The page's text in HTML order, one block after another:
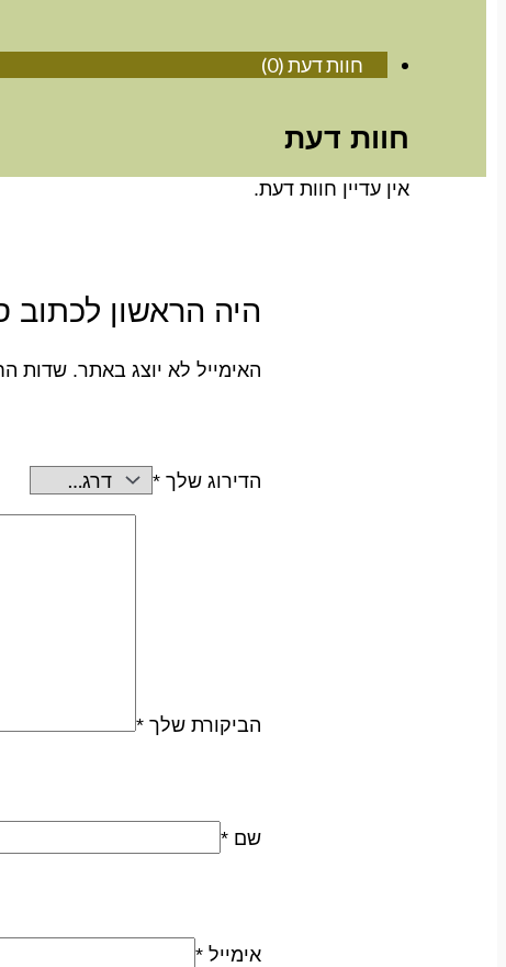
חוות דעת (0)
חוות דעת
אין עדיין חוות דעת.
היה הראשון לכתוב סקירה “פמוט
האימייל לא יוצג באתר. שדות
הדירוג שלך *
הביקורת שלך *
שם *
אימייל *